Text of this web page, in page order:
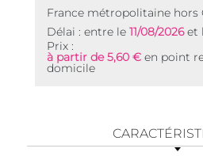
France métropolitaine hors
Délai : entre le 11/08/2026et
Prix :
à partir de 5,60 € en point
domicile